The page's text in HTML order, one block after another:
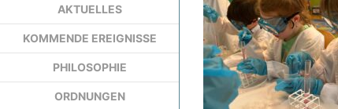
AKTUELLES
KOMMENDE EREIGNISSE
PHILOSOPHIE
ORDNUNGEN